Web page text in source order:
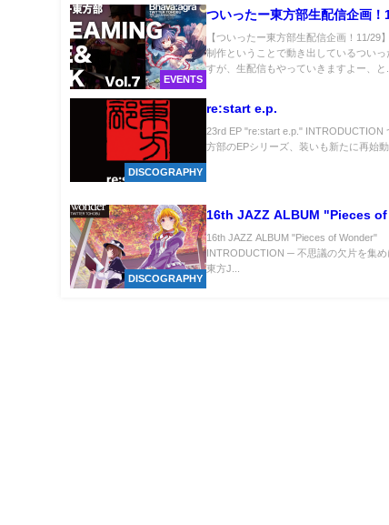
EVENTS
ついったー東方部生配信企画！
【ついったー東方部生配信企画！11/29
制作ということで動き出しているつい
すが、生配信もやっていきますよー、と...
DISCOGRAPHY
re:start e.p.
23rd EP "re:start e.p." INTRODUCTION
方部のEPシリーズ、装いも新たに再始動
DISCOGRAPHY
16th JAZZ ALBUM "Pieces
16th JAZZ ALBUM "Pieces of Wonder"
INTRODUCTION ─ 不思議の欠片を集
東方J...